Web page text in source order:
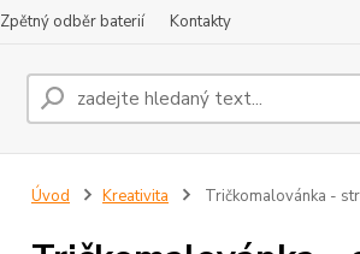
Zpětný odběr baterií Kontakty
Úvod Kreativita Tričkomalovánka -